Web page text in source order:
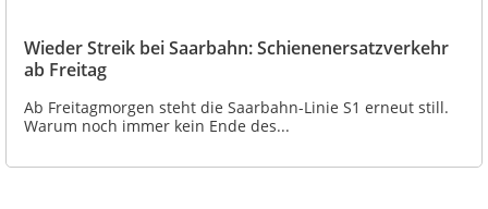
Wieder Streik bei Saarbahn: Schienenersatzverkehr
ab Freitag
Ab Freitagmorgen steht die Saarbahn-Linie S1 erneut still.
Warum noch immer kein Ende des...